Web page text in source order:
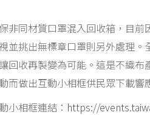
非同材質口罩混入回收箱，目
並挑出無標章口罩則另外處理
回收再製變為可能。這是不織
而做出互動小相框供民眾下載響
小相框連結： https://